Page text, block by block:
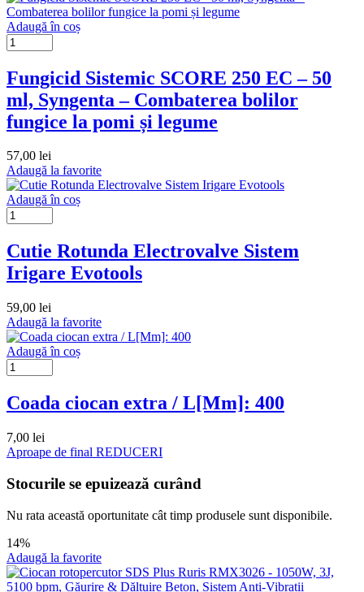
Adaugă în coș
Fungicid Sistemic SCORE 250 EC – 50
ml, Syngenta – Combaterea bolilor
fungice la pomi și legume
57,00 lei
Adaugă la favorite
Adaugă în coș
Cutie Rotunda Electrovalve Sistem
Irigare Evotools
59,00 lei
Adaugă la favorite
Adaugă în coș
Coada ciocan extra / L[Mm]: 400
7,00 lei
Aproape de final REDUCERI
Stocurile se epuizează curând
Nu rata această oportunitate cât timp produsele sunt disponibile.
14%
Adaugă la favorite